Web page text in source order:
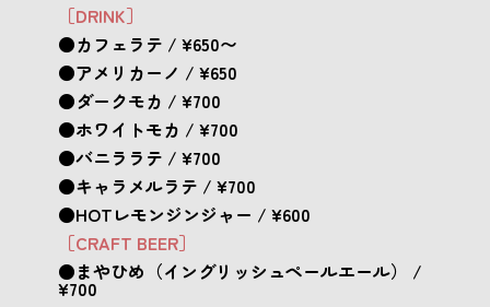
［DRINK］
●カフェラテ / ¥650〜
●アメリカーノ / ¥650
●ダークモカ / ¥700
●ホワイトモカ / ¥700
●バニララテ / ¥700
●キャラメルラテ / ¥700
●HOTレモンジンジャー / ¥600
［CRAFT BEER］
●まやひめ（イングリッシュペールエール） /
¥700